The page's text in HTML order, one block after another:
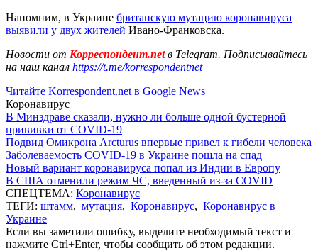
Напомним, в Украине британскую мутацию коронавируса
выявили у двух жителей Ивано-Франковска.
Новости от Корреспондент.netв Telegram. Подписывайтесь
на наш канал https://t.me/korrespondentnet
Читайте Korrespondent.net в Google News
Коронавирус
В Минздраве сказали, нужно ли больше одной бустерной
прививки от COVID-19
Подвид Омикрона Arcturus впервые привел к гибели человека
Заболеваемость COVID-19 в Украине пошла на спад
Новый вариант коронавируса попал из Индии в Европу
В США отменили режим ЧС, введенный из-за COVID
СПЕЦТЕМА: Коронавирус
ТЕГИ: штамм, мутация, Коронавирус, Коронавирус в
Украине
Если вы заметили ошибку, выделите необходимый текст и
нажмите Ctrl+Enter, чтобы сообщить об этом редакции.